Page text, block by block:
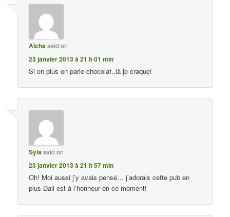
Aïchasaid on
23 janvier 2013 à 21 h 01 min
Si en plus on parle chocolat..là je craque!
Syla said on
23 janvier 2013 à 21 h 57 min
Oh! Moi aussi j’y avais pensé… j’adorais cette pub en
plus Dali est à l’honneur en ce moment!